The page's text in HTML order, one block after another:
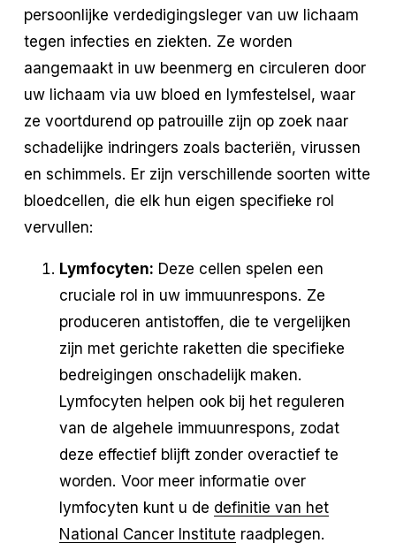
persoonlijke verdedigingsleger van uw lichaam
tegen infecties en ziekten. Ze worden
aangemaakt in uw beenmerg en circuleren door
uw lichaam via uw bloed en lymfestelsel, waar
ze voortdurend op patrouille zijn op zoek naar
schadelijke indringers zoals bacteriën, virussen
en schimmels. Er zijn verschillende soorten witte
bloedcellen, die elk hun eigen specifieke rol
vervullen:
Lymfocyten: Deze cellen spelen een
cruciale rol in uw immuunrespons. Ze
produceren antistoffen, die te vergelijken
zijn met gerichte raketten die specifieke
bedreigingen onschadelijk maken.
Lymfocyten helpen ook bij het reguleren
van de algehele immuunrespons, zodat
deze effectief blijft zonder overactief te
worden. Voor meer informatie over
lymfocyten kunt u de definitie van het
National Cancer Institute raadplegen.